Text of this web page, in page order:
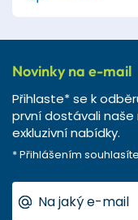
Novinky na e-mail
Přihlaste* se k
první dostávali naše
exkluzivní nabídky.
* Přihlášením